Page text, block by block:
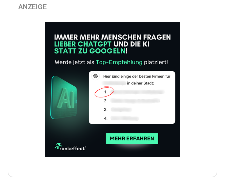
ANZEIGE